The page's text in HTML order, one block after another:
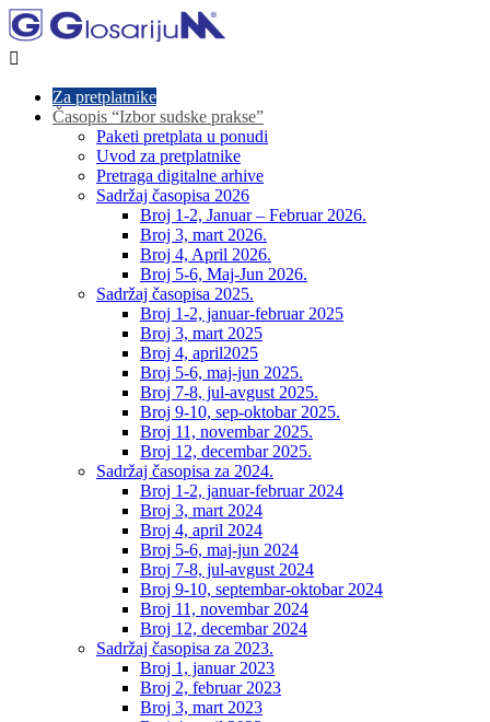

Za pretplatnike
Časopis “Izbor sudske prakse”
Paketi pretplata u ponudi
Uvod za pretplatnike
Pretraga digitalne arhive
Sadržaj časopisa 2026
Broj 1-2, Januar – Februar 2026.
Broj 3, mart 2026.
Broj 4, April 2026.
Broj 5-6, Maj-Jun 2026.
Sadržaj časopisa 2025.
Broj 1-2, januar-februar 2025
Broj 3, mart 2025
Broj 4, april2025
Broj 5-6, maj-jun 2025.
Broj 7-8, jul-avgust 2025.
Broj 9-10, sep-oktobar 2025.
Broj 11, novembar 2025.
Broj 12, decembar 2025.
Sadržaj časopisa za 2024.
Broj 1-2, januar-februar 2024
Broj 3, mart 2024
Broj 4, april 2024
Broj 5-6, maj-jun 2024
Broj 7-8, jul-avgust 2024
Broj 9-10, septembar-oktobar 2024
Broj 11, novembar 2024
Broj 12, decembar 2024
Sadržaj časopisa za 2023.
Broj 1, januar 2023
Broj 2, februar 2023
Broj 3, mart 2023